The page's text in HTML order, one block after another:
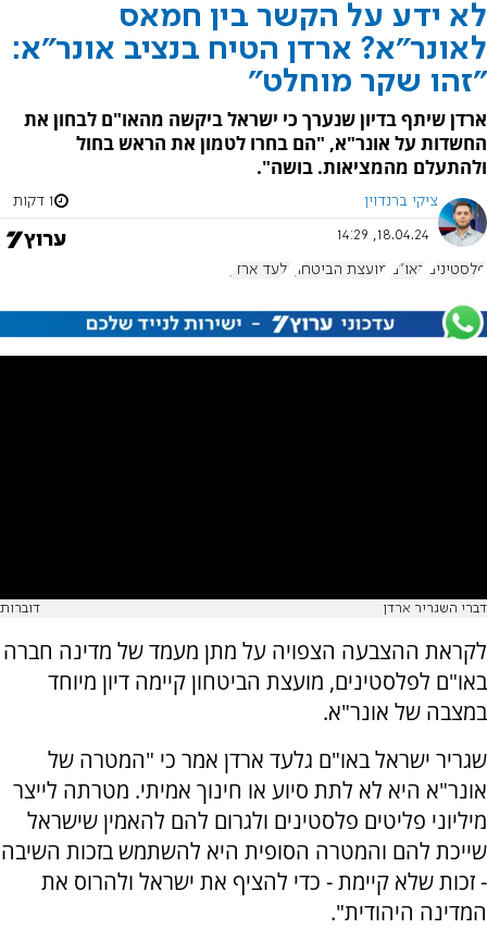
לא ידע על הקשר בין חמאס
לאונר"א? ארדן הטיח בנציב אונר"א:
"זהו שקר מוחלט"
ארדן שיתף בדיון שנערך כי ישראל ביקשה מהאו"ם לבחון את
החשדות על אונר"א, "הם בחרו לטמון את הראש בחול
ולהתעלם מהמציאות. בושה".
ציקי ברנדוין 1 דקות
18.04.24, 14:29
פלסטינים האו"ם מועצת הביטחון גלעד ארדן
דברי השגריר ארדן דוברות
לקראת ההצבעה הצפויה על מתן מעמד של מדינה חברה
באו"ם לפלסטינים, מועצת הביטחון קיימה דיון מיוחד
במצבה של אונר"א.
שגריר ישראל באו"ם גלעד ארדן אמר כי "המטרה של
אונר"א היא לא לתת סיוע או חינוך אמיתי. מטרתה לייצר
מיליוני פליטים פלסטינים ולגרום להם להאמין שישראל
שייכת להם והמטרה הסופית היא להשתמש בזכות השיבה
- זכות שלא קיימת - כדי להציף את ישראל ולהרוס את
המדינה היהודית".